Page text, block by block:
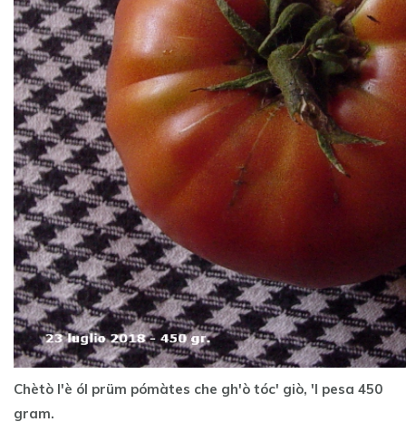
Chètò l'è ól prüm pómàtes che gh'ò tóc' giò, 'l pesa 450
gram.